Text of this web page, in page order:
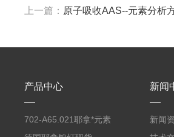
上一篇： 原子吸收AAS--元素分析
产品中心
702-A65.021耶拿*元素
新闻
新闻